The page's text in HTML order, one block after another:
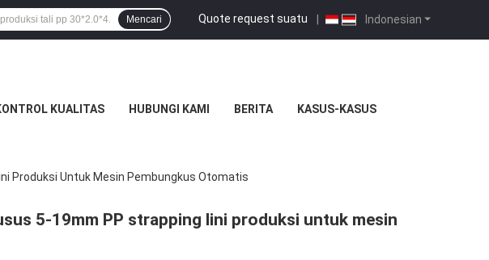
Indonesian
Quote request suatu |
Mencari
KUALITAS HUBUNGI KAMI BERITA KASUS-KASUS
Produksi Untuk Mesin Pembungkus Otomatis
5-19mm PP strapping lini produksi untuk mesin